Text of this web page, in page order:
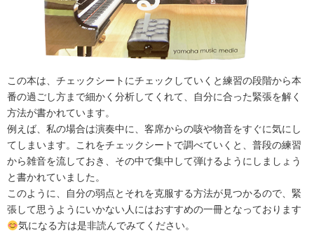
この本は、チェックシートにチェックしていくと練習の段階から本
番の過ごし方まで細かく分析してくれて、自分に合った緊張を解く
方法が書かれています。
例えば、私の場合は演奏中に、客席からの咳や物音をすぐに気にし
てしまいます。これをチェックシートで調べていくと、普段の練習
から雑音を流しておき、その中で集中して弾けるようにしましょう
と書かれていました。
このように、自分の弱点とそれを克服する方法が見つかるので、緊
張して思うようにいかない人にはおすすめの一冊となっております
気になる方は是非読んでみてください。